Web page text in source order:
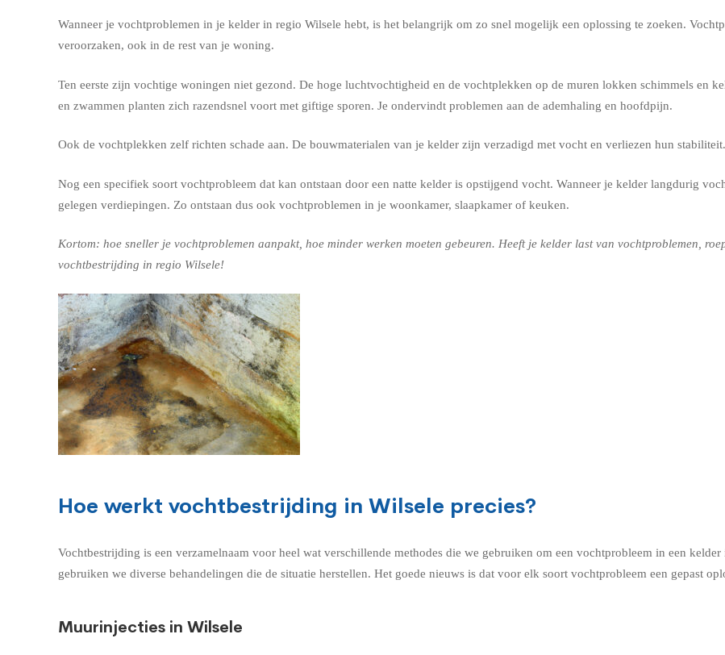
Wanneer je vochtproblemen in je kelder in regio Wilsele hebt, is het belangrijk om zo snel mogelijk een oplossing te zoeken.
veroorzaken, ook in de rest van je woning.
Ten eerste zijn vochtige woningen niet gezond. De hoge luchtvochtigheid en de vochtplekken op de muren lokken schimmels en
en zwammen planten zich razendsnel voort met giftige sporen. Je ondervindt problemen aan de ademhaling en hoofdpijn.
Ook de vochtplekken zelf richten schade aan. De bouwmaterialen van je kelder zijn verzadigd met vocht en verliezen hun
Nog een specifiek soort vochtprobleem dat kan ontstaan door een natte kelder is opstijgend vocht. Wanneer je kelder langdurig
gelegen verdiepingen. Zo ontstaan dus ook vochtproblemen in je woonkamer, slaapkamer of keuken.
Kortom: hoe sneller je vochtproblemen aanpakt, hoe minder werken moeten gebeuren. Heeft je kelder last van vochtproblemen,
vochtbestrijding in regio Wilsele!
Hoe werkt vochtbestrijding in Wilsele precies?
Vochtbestrijding is een verzamelnaam voor heel wat verschillende methodes die we gebruiken om een vochtprobleem in een
gebruiken we diverse behandelingen die de situatie herstellen. Het goede nieuws is dat voor elk soort vochtprobleem een gepast
Muurinjecties in Wilsele